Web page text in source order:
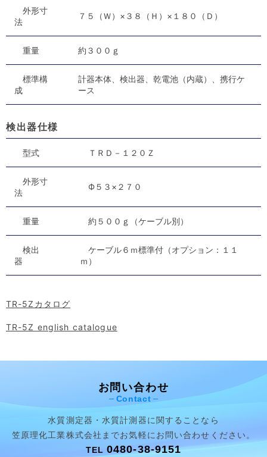
外形寸
法
７５（Ｗ）×３８（Ｈ）×１８０（Ｄ）
重量 約３００ｇ
標準構
成
計器本体、検出器、乾電池（内蔵）、携行ケ
ース
検出器仕様
型式 ＴＲＤ－１２０Ｚ
外形寸
法
Ф５３×２７０
重量 約５００ｇ（ケーブル別）
検出
器
ケーブル６ｍ標準付（オプション：１１
ｍ）
TR-5Zカタログ
TR-5Z english catalogue
お問い合わせ
Contact
水質測定器・水質計測器に関することなら
笠原理化工業株式会社までお気軽にお問い合わせください。
TEL0480-38-9151